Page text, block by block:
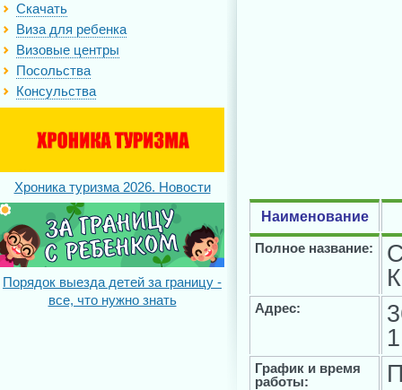
Скачать
Виза для ребенка
Визовые центры
Посольства
Консульства
Хроника туризма 2026. Новости
Порядок выезда детей за границу -
все, что нужно знать
Наименование
Полное название:
Адрес:
График и время
работы: